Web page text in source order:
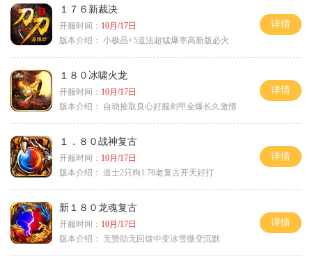
１７６新裁决
开服时间： 10月/17日
版本介绍： 小极品+5道法超猛爆率高新版必火
详情
１８０冰啸火龙
开服时间： 10月/17日
版本介绍：
自动捡取良心好服剑甲全爆长久激情
详情
１．８０战神复古
开服时间： 10月/17日
版本介绍： 道士2只狗1.76老复古开天好打
详情
新１８０龙魂复古
开服时间： 10月/17日
版本介绍： 无赞助无回馈中变冰雪微变沉默
详情